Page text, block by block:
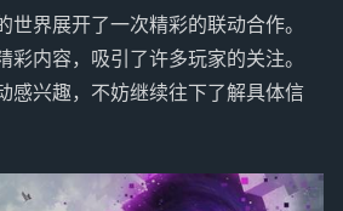
世界展开了一次精彩的联动合作。
彩内容，吸引了许多玩家的关注。
感兴趣，不妨继续往下了解具体信